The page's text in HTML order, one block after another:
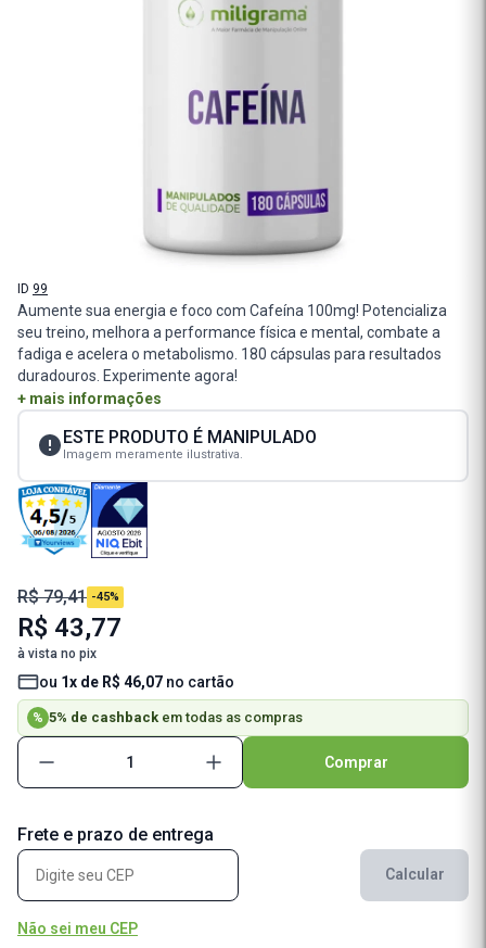
ID 99
Aumente sua energia e foco com Cafeína 100mg! Potencializa
seu treino, melhora a performance física e mental, combate a
fadiga e acelera o metabolismo. 180 cápsulas para resultados
duradouros. Experimente agora!
+ mais informações
ESTE PRODUTO É MANIPULADO
Imagem meramente ilustrativa.
R$ 79,41 -45%
R$ 43,77
à vista no pix
ou 1x de R$ 46,07 no cartão
% 5% de cashback em todas as compras
Comprar
Frete e prazo de entrega
Calcular
Não sei meu CEP